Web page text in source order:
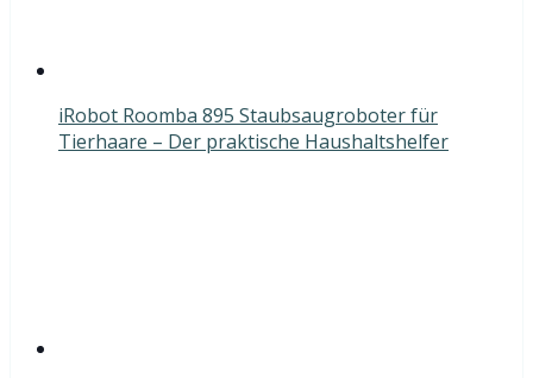
iRobot Roomba 895 Staubsaugroboter für
Tierhaare – Der praktische Haushaltshelfer